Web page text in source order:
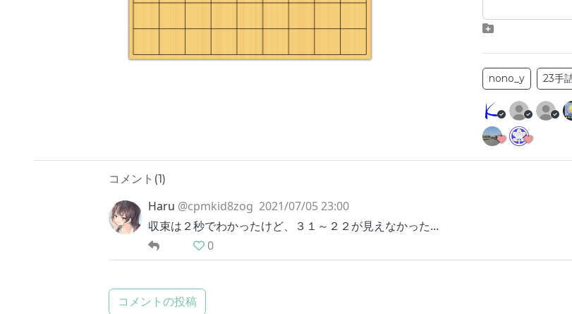
nono_y 23手
コメント(1)
Haru @cpmkid8zog 2021/07/05 23:00
収束は２秒でわかったけど、３１～２２が見えなかった...
0
コメントの投稿